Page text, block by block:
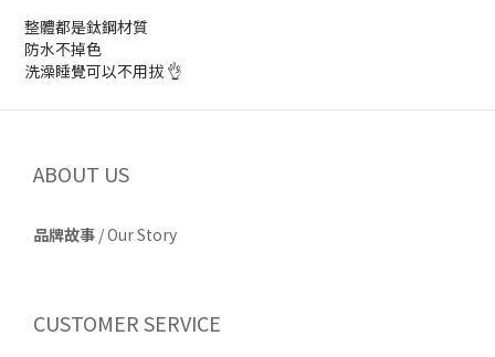
整體都是鈦鋼材質
防水不掉色
洗澡睡覺可以不用拔 👌
ABOUT US
品牌故事 /Our Story
CUSTOMER SERVICE